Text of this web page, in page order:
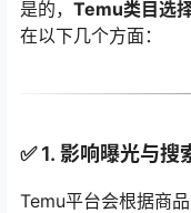
是的， Temu类目选
在以下几个方面：
✅ 1. 影响曝光与搜
Temu平台会根据商